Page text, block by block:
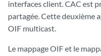
interfaces client. CAC est
partagée. Cette deuxième
OIF multicast.
Le mappage OIF et le